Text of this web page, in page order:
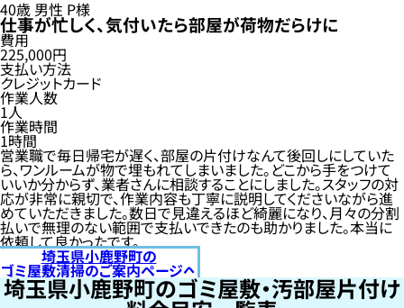
40歳 男性 P様
仕事が忙しく、気付いたら部屋が荷物だらけに
費用
225,000円
支払い方法
クレジットカード
作業人数
1人
作業時間
1時間
営業職で毎日帰宅が遅く、部屋の片付けなんて後回しにしていた
ら、ワンルームが物で埋もれてしまいました。どこから手をつけて
いいか分からず、業者さんに相談することにしました。スタッフの対
応が非常に親切で、作業内容も丁寧に説明してくださいながら進
めていただきました。数日で見違えるほど綺麗になり、月々の分割
払いで無理のない範囲で支払いできたのも助かりました。本当に
依頼して良かったです。
埼玉県小鹿野町の
ゴミ屋敷清掃のご案内ページへ
埼玉県小鹿野町のゴミ屋敷・汚部屋片付け